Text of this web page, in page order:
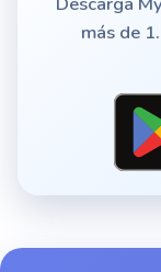
más de